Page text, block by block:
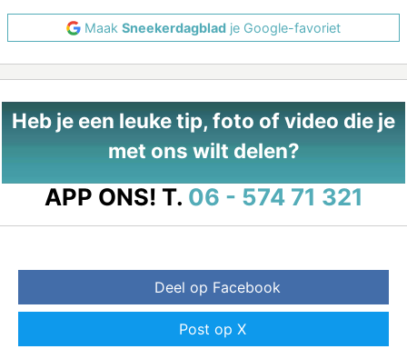
Maak Sneekerdagblad je Google-favoriet
Heb je een leuke tip, foto of video die je
met ons wilt delen?
APP ONS! T. 06 - 574 71 321
Deel op Facebook
Post op X